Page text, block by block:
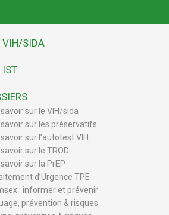
VIH/SIDA
IST
sur le VIH/sida
sur les préservatifs
sur l’autotest VIH
sur le TROD
sur la PrEP
d’Urgence TPE
: informer et prévenir
prévention & risques